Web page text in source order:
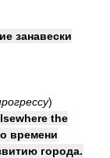
занавески
)
the
времени
города.